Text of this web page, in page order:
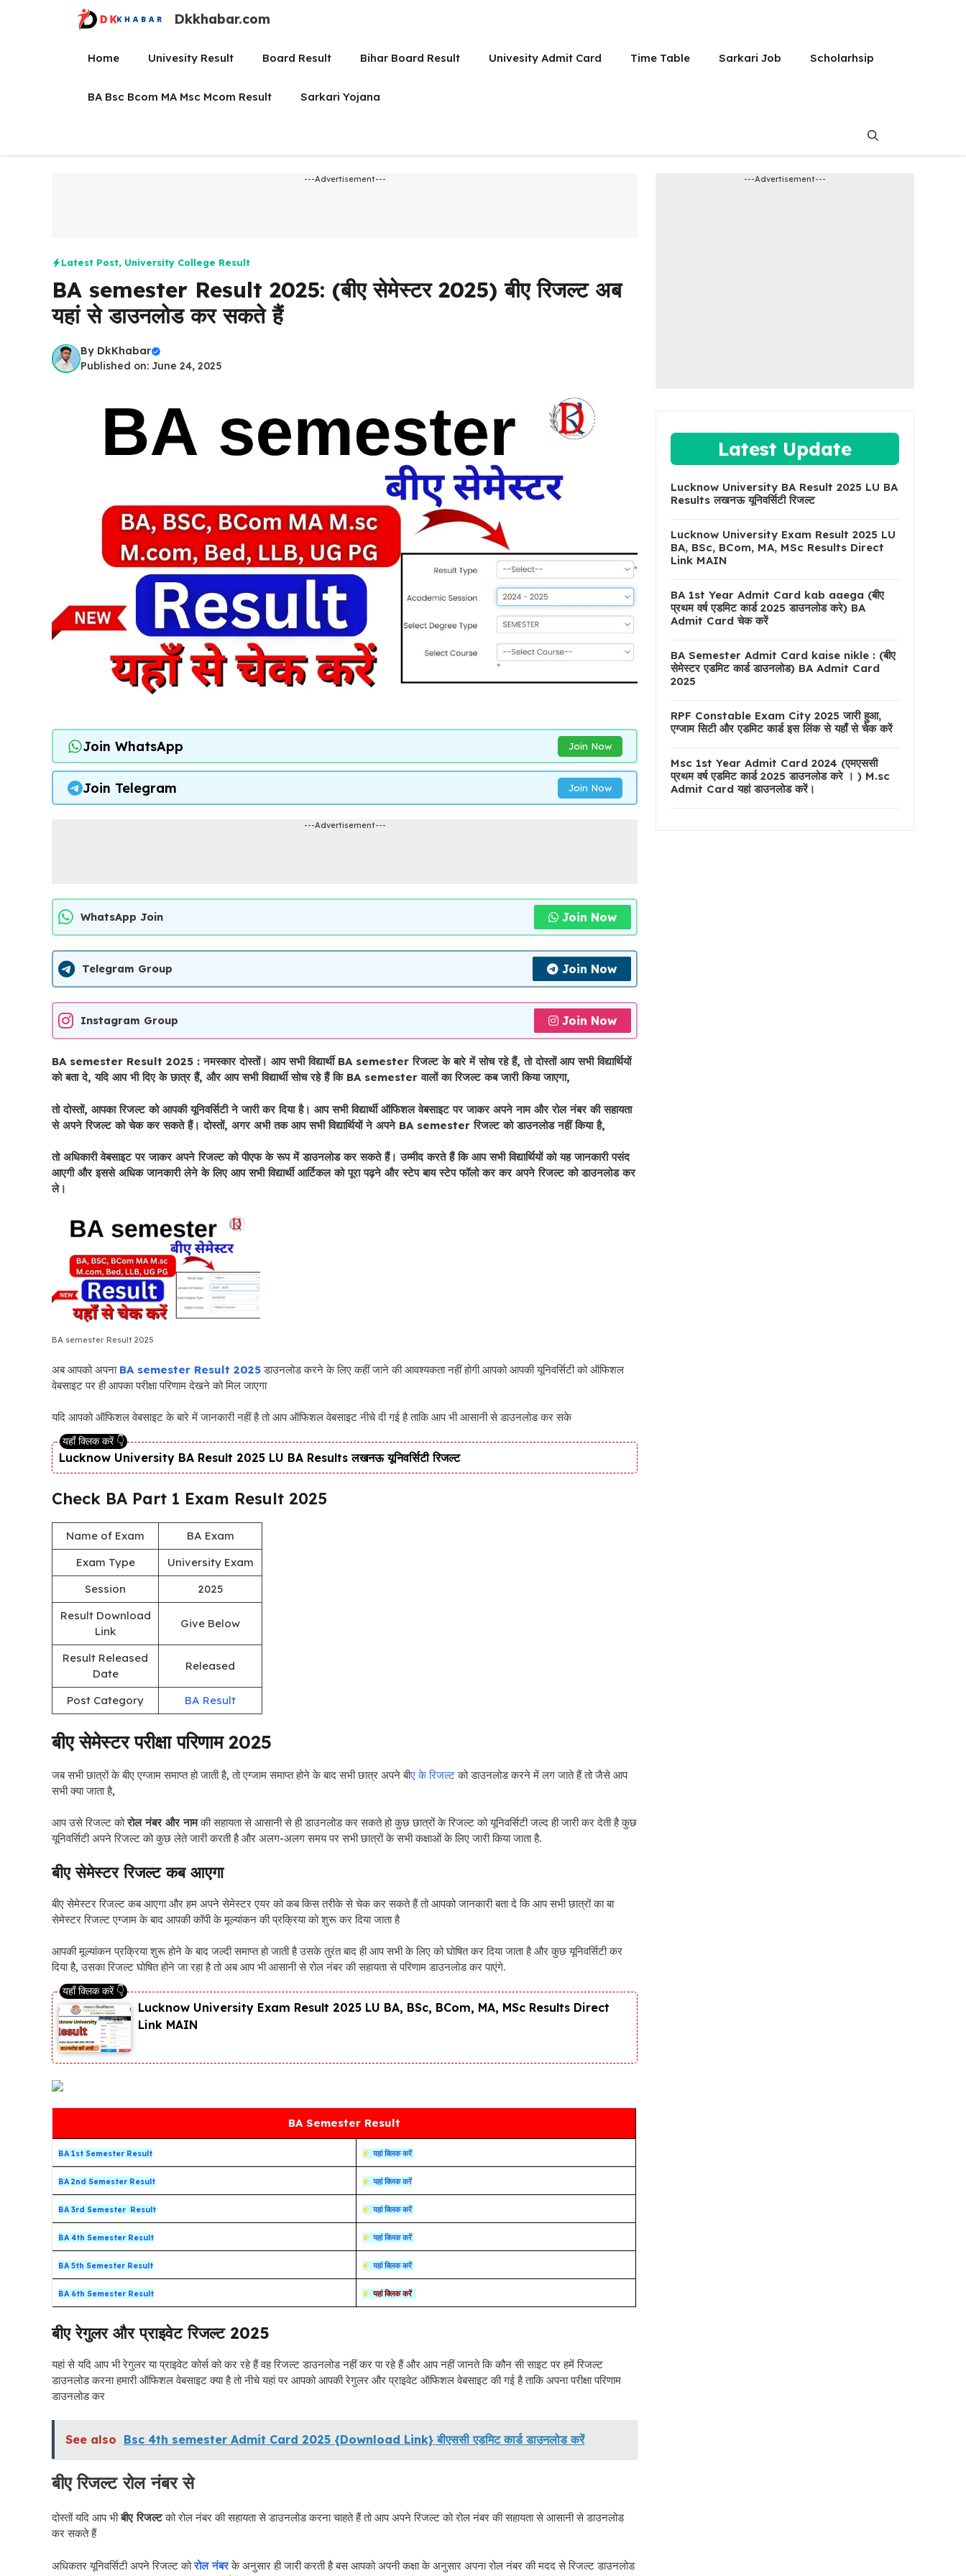
Dkkhabar.com
Home Univesity Result Board Result Bihar Board Result Univesity Admit Card Time Table Sarkari Job Scholarhsip
BA Bsc Bcom MA Msc Mcom Result Sarkari Yojana
---Advertisement---
Latest Post, University College Result
BA semester Result 2025: (बीए सेमेस्टर 2025) बीए रिजल्ट अब
यहां से डाउनलोड कर सकते हैं
By DkKhabar
Published on: June 24, 2025
Join WhatsApp Join Now
Join Telegram Join Now
---Advertisement---
WhatsApp Join Join Now
Telegram Group Join Now
Instagram Group Join Now
BA semester Result 2025 : नमस्कार दोस्तों। आप सभी विद्यार्थी BA semester रिजल्ट के बारे में सोच रहे हैं, तो दोस्तों आप सभी विद्यार्थियों
को बता दे, यदि आप भी दिए के छात्र हैं, और आप सभी विद्यार्थी सोच रहे हैं कि BA semester वालों का रिजल्ट कब जारी किया जाएगा,
तो दोस्तों, आपका रिजल्ट को आपकी यूनिवर्सिटी ने जारी कर दिया है। आप सभी विद्यार्थी ऑफिशल वेबसाइट पर जाकर अपने नाम और रोल नंबर की सहायता
से अपने रिजल्ट को चेक कर सकते हैं। दोस्तों, अगर अभी तक आप सभी विद्यार्थियों ने अपने BA semester रिजल्ट को डाउनलोड नहीं किया है,
तो अधिकारी वेबसाइट पर जाकर अपने रिजल्ट को पीएफ के रूप में डाउनलोड कर सकते हैं। उम्मीद करते हैं कि आप सभी विद्यार्थियों को यह जानकारी पसंद
आएगी और इससे अधिक जानकारी लेने के लिए आप सभी विद्यार्थी आर्टिकल को पूरा पढ़ने और स्टेप बाय स्टेप फॉलो कर कर अपने रिजल्ट को डाउनलोड कर
ले।
BA semester Result 2025
अब आपको अपना BA semester Result 2025डाउनलोड करने के लिए कहीं जाने की आवश्यकता नहीं होगी आपको आपकी यूनिवर्सिटी को ऑफिशल
वेबसाइट पर ही आपका परीक्षा परिणाम देखने को मिल जाएगा
यदि आपको ऑफिशल वेबसाइट के बारे में जानकारी नहीं है तो आप ऑफिशल वेबसाइट नीचे दी गई है ताकि आप भी आसानी से डाउनलोड कर सके
Lucknow University BA Result 2025 LU BA Results लखनऊ यूनिवर्सिटी रिजल्ट
Check BA Part 1 Exam Result 2025
Name of Exam
BA Exam
Exam Type
University Exam
Session
2025
Result Download
Link
Give Below
Result Released
Date
Released
Post Category BA Result
बीए सेमेस्टर परीक्षा परिणाम 2025
जब सभी छात्रों के बीए एग्जाम समाप्त हो जाती है, तो एग्जाम समाप्त होने के बाद सभी छात्र अपने बीए के रिजल्टको डाउनलोड करने में लग जाते हैं तो जैसे आप
सभी क्या जाता है,
आप उसे रिजल्ट कोरोल नंबर और नामकी सहायता से आसानी से ही डाउनलोड कर सकते हो कुछ छात्रों के रिजल्ट को यूनिवर्सिटी जल्द ही जारी कर देती है कुछ
यूनिवर्सिटी अपने रिजल्ट को कुछ लेते जारी करती है और अलग-अलग समय पर सभी छात्रों के सभी कक्षाओं के लिए जारी किया जाता है.
बीए सेमेस्टर रिजल्ट कब आएगा
बीए सेमेस्टर रिजल्ट कब आएगा और हम अपने सेमेस्टर एयर को कब किस तरीके से चेक कर सकते हैं तो आपको जानकारी बता दे कि आप सभी छात्रों का बा
सेमेस्टर रिजल्ट एग्जाम के बाद आपकी कॉपी के मूल्यांकन की प्रक्रिया को शुरू कर दिया जाता है
आपकी मूल्यांकन प्रक्रिया शुरू होने के बाद जल्दी समाप्त हो जाती है उसके तुरंत बाद ही आप सभी के लिए को घोषित कर दिया जाता है और कुछ यूनिवर्सिटी कर
दिया है, उसका रिजल्ट घोषित होने जा रहा है तो अब आप भी आसानी से रोल नंबर की सहायता से परिणाम डाउनलोड कर पाएंगे.
Lucknow University Exam Result 2025 LU BA, BSc, BCom, MA, MSc Results Direct
Link MAIN
BA Semester Result
BA 1st Semester Result यहां क्लिक करें
BA 2nd Semester Result यहां क्लिक करें
BA 3rd Semester Result यहां क्लिक करें
BA 4th Semester Result यहां क्लिक करें
BA 5th Semester Result यहां क्लिक करें
BA 6th Semester Result यहां क्लिक करें
बीए रेगुलर और प्राइवेट रिजल्ट 2025
यहां से यदि आप भी रेगुलर या प्राइवेट कोर्स को कर रहे हैं वह रिजल्ट डाउनलोड नहीं कर पा रहे हैं और आप नहीं जानते कि कौन सी साइट पर हमें रिजल्ट
डाउनलोड करना हमारी ऑफिशल वेबसाइट क्या है तो नीचे यहां पर आपको आपकी रेगुलर और प्राइवेट ऑफिशल वेबसाइट की गई है ताकि अपना परीक्षा परिणाम
डाउनलोड कर
See also Bsc 4th semester Admit Card 2025 {Download Link} बीएससी एडमिट कार्ड डाउनलोड करें
बीए रिजल्ट रोल नंबर से
दोस्तों यदि आप भीबीए रिजल्टको रोल नंबर की सहायता से डाउनलोड करना चाहते हैं तो आप अपने रिजल्ट को रोल नंबर की सहायता से आसानी से डाउनलोड
कर सकते हैं
अधिकतर यूनिवर्सिटी अपने रिजल्ट कोरोल नंबर के अनुसार ही जारी करती है बस आपको अपनी कक्षा के अनुसार अपना रोल नंबर की मदद से रिजल्ट डाउनलोड
---Advertisement---
Latest Update
Lucknow University BA Result 2025 LU BA
Results लखनऊ यूनिवर्सिटी रिजल्ट
Lucknow University Exam Result 2025 LU
BA, BSc, BCom, MA, MSc Results Direct
Link MAIN
BA 1st Year Admit Card kab aaega (बीए
प्रथम वर्ष एडमिट कार्ड 2025 डाउनलोड करे) BA
Admit Card चेक करें
BA Semester Admit Card kaise nikle : (बीए
सेमेस्टर एडमिट कार्ड डाउनलोड) BA Admit Card
2025
RPF Constable Exam City 2025 जारी हुआ,
एग्जाम सिटी और एडमिट कार्ड इस लिंक से यहाँ से चेक करें
Msc 1st Year Admit Card 2024 (एमएससी
प्रथम वर्ष एडमिट कार्ड 2025 डाउनलोड करे । ) M.sc
Admit Card यहां डाउनलोड करें।